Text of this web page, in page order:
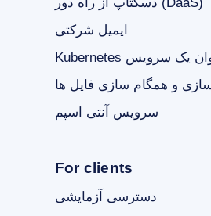
ایمیل شرکتی
و همگام سازی فایل ها
سرویس آنتی اسپم
For clients
دسترسی آزمایشی